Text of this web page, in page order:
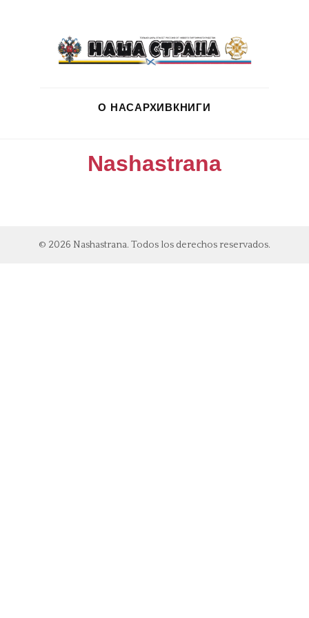
О НАСАРХИВКНИГИ
Nashastrana
© 2026 Nashastrana. Todos los derechos reservados.